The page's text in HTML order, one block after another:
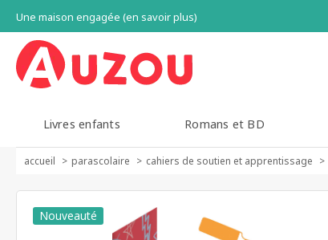
Une maison engagée (en savoir plus)
Livres enfants Romans et BD
accueil parascolaire cahiers de soutien et apprentissage